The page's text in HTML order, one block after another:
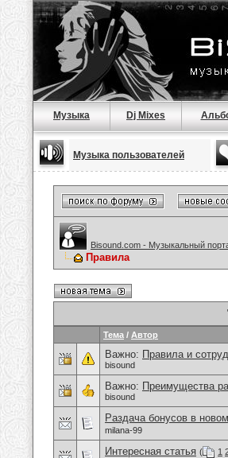
Музыка Dj Mixes
Музыка пользователей
Bisound.com - Музыкальный
Правила
Тема / Автор
Важно: Правила и
bisound
Важно: Преимущества
bisound
Раздача бонусов в
milana-99
Интересная статья ( 1